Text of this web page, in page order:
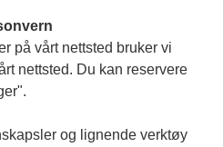
Ansvarlig
Meninger:
på vårt nettsted bruker vi
nettsted. Du kan reservere
og lignende verktøy